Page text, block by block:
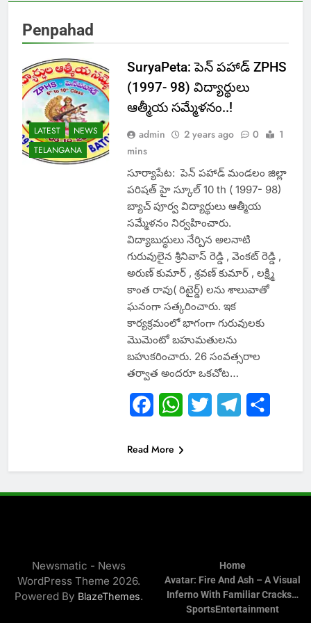
Penpahad
LATEST
NEWS
TELANGANA
SuryaPeta: పెన్ పహాడ్ ZPHS
(1997- 98) విద్యార్థులు
ఆత్మీయ సమ్మేళనం..!
admin 2 years ago 0
1
mins
సూర్యాపేట: పెన్ పహాడ్ మండలం జిల్లా
పరిషత్ హై స్కూల్ 10 th ( 1997- 98)
బ్యాచ్ పూర్వ విద్యార్థులు ఆత్మీయ
సమ్మేళనం నిర్వహించారు.
విద్యాబుద్ధులు నేర్పిన అలనాటి
గురువులైన శ్రీనివాస్ రెడ్డి , వెంకట్ రెడ్డి ,
అరుణ్ కుమార్ , శ్రవణ్ కుమార్ , లక్ష్మి
కాంత రావు( రిటైర్డ్) లను శాలువాతో
ఘనంగా సత్కరించారు. ఇక
కార్యక్రమంలో భాగంగా గురువులకు
మొమెంటో బహుమతులను
బహుకరించారు. 26 సంవత్సరాల
తర్వాత అందరూ ఒకచోట…
FacebookWhatsApp
Twitter Telegram
Read More
Newsmatic - News
WordPress Theme 2026.
Powered By BlazeThemes.
Home
Avatar: Fire And Ash – A Visual
Inferno With Familiar Cracks…
SportsEntertainment